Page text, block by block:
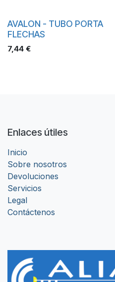
AVALON - TUBO PORTA
FLECHAS
7,44 €
Enlaces útiles
Inicio
Sobre nosotros
Devoluciones
Servicios
Legal
Contáctenos